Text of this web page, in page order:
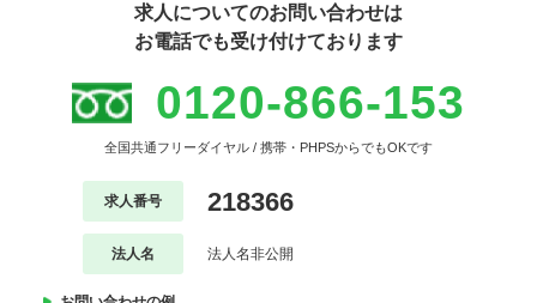
求人についてのお問い合わせは
お電話でも受け付けております
0120-866-153
全国共通フリーダイヤル / 携帯・PHPSからでもOKです
求人番号 218366
法人名 法人名非公開